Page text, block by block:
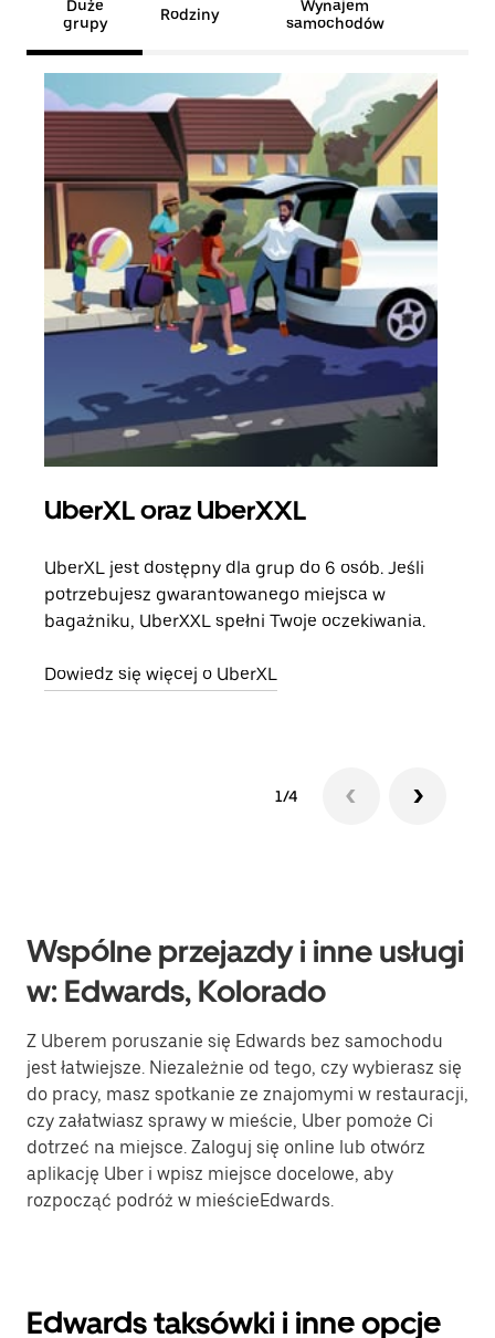
Duże
grupy
Rodziny
Wynajem
samochodów
UberXL oraz UberXXL
UberXL jest dostępny dla grup do 6 osób. Jeśli
potrzebujesz gwarantowanego miejsca w
bagażniku, UberXXL spełni Twoje oczekiwania.
Dowiedz się więcej o UberXL
1/4
Wspólne przejazdy i inne usługi
w: Edwards, Kolorado
Z Uberem poruszanie się Edwards bez samochodu
jest łatwiejsze. Niezależnie od tego, czy wybierasz się
do pracy, masz spotkanie ze znajomymi w restauracji,
czy załatwiasz sprawy w mieście, Uber pomoże Ci
dotrzeć na miejsce. Zaloguj się online lub otwórz
aplikację Uber i wpisz miejsce docelowe, aby
rozpocząć podróż w mieścieEdwards.
Edwards taksówki i inne opcje